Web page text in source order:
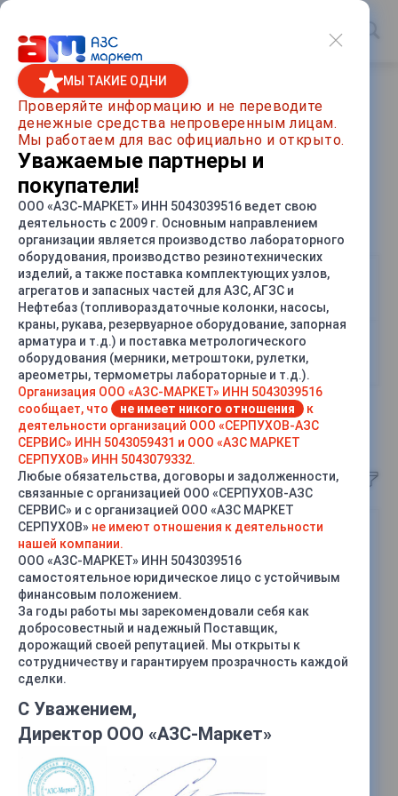
Главная / Помощь / Бренды
Нара
Разделы с товарами Нара
Топливораздаточные колонки
Нара
Запасные части к ТРК НАРА
Товары Нара
Электродвигатель и
комплектующие
8 100 руб.
элементы ТРК НАРА
МЫ ТАКИЕ ОДНИ
Проверяйте информацию и не переводите
денежные средства непроверенным лицам.
Мы работаем для вас официально и открыто.
Уважаемые партнеры и
покупатели!
ООО «АЗС-МАРКЕТ» ИНН 5043039516 ведет свою
деятельность с 2009 г. Основным направлением
организации является производство лабораторного
оборудования, производство резинотехнических
изделий, а также поставка комплектующих узлов,
агрегатов и запасных частей для АЗС, АГЗС и
Нефтебаз (топливораздаточные колонки, насосы,
краны, рукава, резервуарное оборудование, запорная
арматура и т.д.) и поставка метрологического
оборудования (мерники, метроштоки, рулетки,
ареометры, термометры лабораторные и т.д.).
Организация ООО «АЗС-МАРКЕТ» ИНН 5043039516
сообщает, что
не имеет никого отношения
к
деятельности организаций ООО «СЕРПУХОВ-АЗС
СЕРВИС» ИНН 5043059431 и ООО «АЗС МАРКЕТ
СЕРПУХОВ» ИНН 5043079332.
Любые обязательства, договоры и задолженности,
связанные с организацией ООО «СЕРПУХОВ-АЗС
СЕРВИС» и с организацией ООО «АЗС МАРКЕТ
СЕРПУХОВ» не имеют отношения к деятельности
нашей компании.
ООО «АЗС-МАРКЕТ» ИНН 5043039516
самостоятельное юридическое лицо с устойчивым
финансовым положением.
За годы работы мы зарекомендовали себя как
добросовестный и надежный Поставщик,
дорожащий своей репутацией. Мы открыты к
сотрудничеству и гарантируем прозрачность каждой
сделки.
С Уважением,
Директор ООО «АЗС-Маркет»